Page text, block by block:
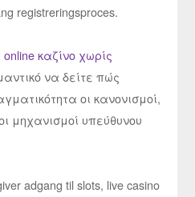
registreringsproces.
online καζίνο χωρίς
να δείτε πώς
οι κανονισμοί,
μηχανισμοί υπεύθυνου
adgang til slots, live casino